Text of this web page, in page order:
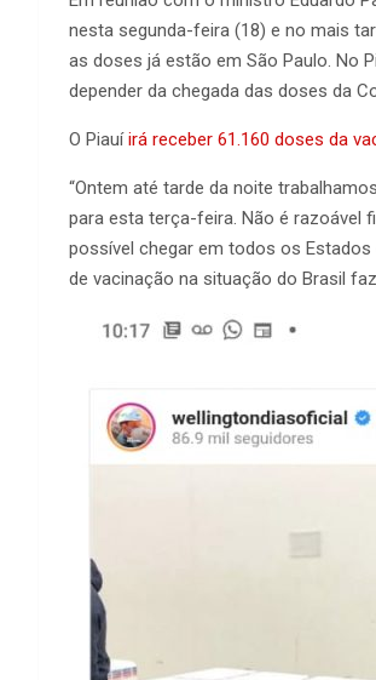
nesta segunda-feira (18) e no mais
as doses já estão em São Paulo. No
depender da chegada das doses da
O Piauíirá receber 61.160 doses da
“Ontem até tarde da noite
para esta terça-feira. Não é razoável
possível chegar em todos os
de vacinação na situação do Brasil